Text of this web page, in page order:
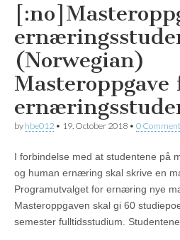
(Norwegian)
Masteroppgave
by hbe012 • 19. October 2018 • 0
I forbindelse med at studentene på
og human ernæring skal skrive en
Programutvalget for ernæring nye
Masteroppgaven skal gi 60
semester fulltidsstudium.